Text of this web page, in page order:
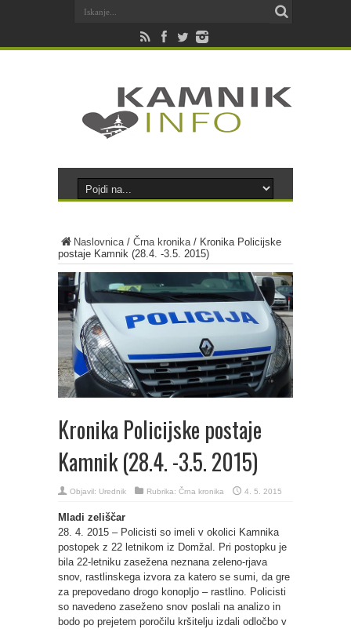
Naslovnica/ Črna kronika/ Kronika Policijske
postaje Kamnik (28.4. -3.5. 2015)
Kronika Policijske postaje
Kamnik (28.4. -3.5. 2015)
Objavil: Urednik Rubrika: Črna kronika 4. 5. 2015
Mladi zeliščar
28. 4. 2015 – Policisti so imeli v okolici Kamnika
postopek z 22 letnikom iz Domžal. Pri postopku je
bila 22-letniku zasežena neznana zeleno-rjava
snov, rastlinskega izvora za katero se sumi, da gre
za prepovedano drogo konopljo – rastlino. Policisti
so navedeno zaseženo snov poslali na analizo in
bodo po prejetem poročilu kršitelju izdali odločbo v